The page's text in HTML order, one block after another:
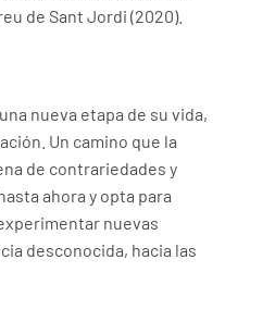
de Sant Jordi (2020).
nueva etapa de su vida,
Un camino que la
de contrariedades y
ahora y opta para
nuevas
desconocida, hacia las